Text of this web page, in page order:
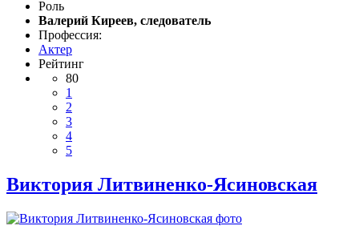
Роль
Валерий Киреев, следователь
Профессия:
Актер
Рейтинг
80
1
2
3
4
5
Виктория Литвиненко-Ясиновская